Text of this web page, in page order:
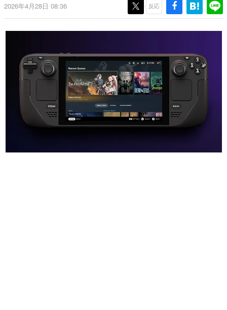
ゲーム世代の作家たち
ゲームに多大な影響を受けた作家さんに取材し、ゲームが
日本モバイルゲーム産業史
日本のモバイルゲーム史における主要なトピック・タイト
ルを網羅するほか、開発者へのインタビューや識者による
解説を掲載。約20年の歴史が一望できる決定版！
若ゲのいたり〜ゲームクリエイターの青春〜
『うつヌケ』『ペンと箸』等で知られるマンガ家・田中圭
一先生によるゲーム業界レポートマンガです。
2026年4月28日 08:36 反応